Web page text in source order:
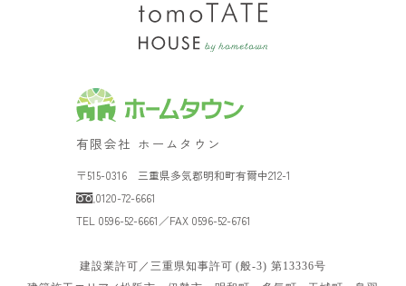
有限会社 ホームタウン
〒515-0316 三重県多気郡明和町有爾中212-1
0120-72-6661
TEL 0596-52-6661／FAX 0596-52-6761
建設業許可／三重県知事許可 (般-3) 第13336号